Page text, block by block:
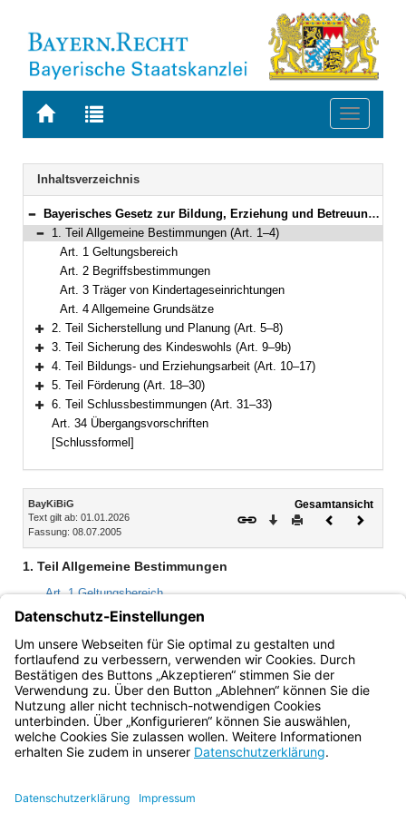
Zur
BAYERN.RECHT
Zur
letzten
Suche
Toggle
Navigation
Inhaltsverzeichnis
Bereich reduzieren
Bayerisches Gesetz zur Bildung, Erziehung und Betreuung von Kindern in Kindergärten, anderen Kindertageseinrichtungen und in Tagespflege (Bayerisches Kinderbildungs- und -betreuungsgesetz – BayKiBiG) Vom 8. Juli 2005 (GVBl. S. 236) BayRS 2231-1-A (Art. 1–34)
Bereich reduzieren
1. Teil Allgemeine Bestimmungen (Art. 1–4)
Art. 1 Geltungsbereich
Art. 2 Begriffsbestimmungen
Art. 3 Träger von Kindertageseinrichtungen
Art. 4 Allgemeine Grundsätze
Bereich erweitern
2. Teil Sicherstellung und Planung (Art. 5–8)
Bereich erweitern
3. Teil Sicherung des Kindeswohls (Art. 9–9b)
Bereich erweitern
4. Teil Bildungs- und Erziehungsarbeit (Art. 10–17)
Bereich erweitern
5. Teil Förderung (Art. 18–30)
Bereich erweitern
6. Teil Schlussbestimmungen (Art. 31–33)
Art. 34 Übergangsvorschriften
[Schlussformel]
Inhalt
BayKiBiG
Text gilt ab: 01.01.2026
Fassung: 08.07.2005
Gesamtansicht
Download
DruckenVorheriges
1. Teil Allgemeine Bestimmungen
Art. 1 Geltungsbereich
Art. 2 Begriffsbestimmungen
Art. 3 Träger von Kindertageseinrichtungen
Art. 4 Allgemeine Grundsätze
Bayern.de
BayernPortal
Impressum